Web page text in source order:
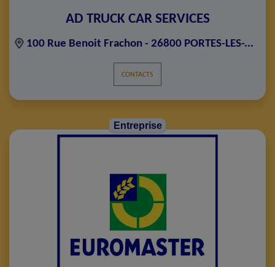
AD TRUCK CAR SERVICES
100 Rue Benoit Frachon - 26800 PORTES-LES-...
CONTACTS
Entreprise